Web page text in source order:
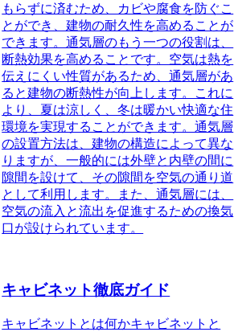
もらずに済むため、カビや腐食を防ぐこ
とができ、建物の耐久性を高めることが
できます。通気層のもう一つの役割は、
断熱効果を高めることです。空気は熱を
伝えにくい性質があるため、通気層があ
ると建物の断熱性が向上します。これに
より、夏は涼しく、冬は暖かい快適な住
環境を実現することができます。通気層
の設置方法は、建物の構造によって異な
りますが、一般的には外壁と内壁の間に
隙間を設けて、その隙間を空気の通り道
として利用します。また、通気層には、
空気の流入と流出を促進するための換気
口が設けられています。
キャビネット徹底ガイド
キャビネットとは何かキャビネットと